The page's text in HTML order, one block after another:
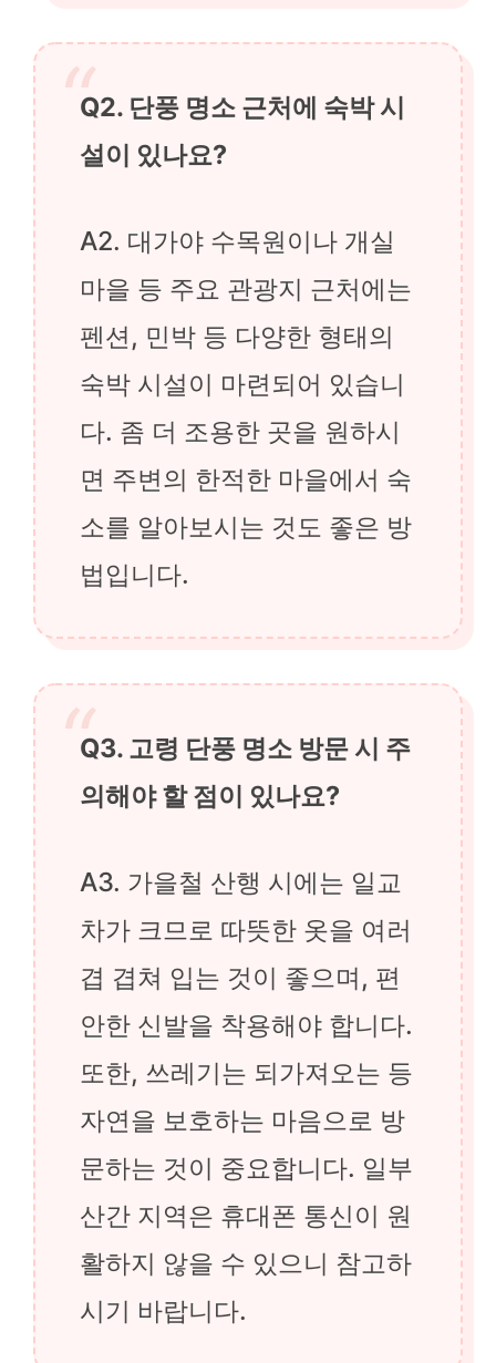
Q2. 단풍 명소 근처에 숙박 시
설이 있나요?
A2. 대가야 수목원이나 개실
마을 등 주요 관광지 근처에는
펜션, 민박 등 다양한 형태의
숙박 시설이 마련되어 있습니
다. 좀 더 조용한 곳을 원하시
면 주변의 한적한 마을에서 숙
소를 알아보시는 것도 좋은 방
법입니다.
Q3. 고령 단풍 명소 방문 시 주
의해야 할 점이 있나요?
A3. 가을철 산행 시에는 일교
차가 크므로 따뜻한 옷을 여러
겹 겹쳐 입는 것이 좋으며, 편
안한 신발을 착용해야 합니다.
또한, 쓰레기는 되가져오는 등
자연을 보호하는 마음으로 방
문하는 것이 중요합니다. 일부
산간 지역은 휴대폰 통신이 원
활하지 않을 수 있으니 참고하
시기 바랍니다.